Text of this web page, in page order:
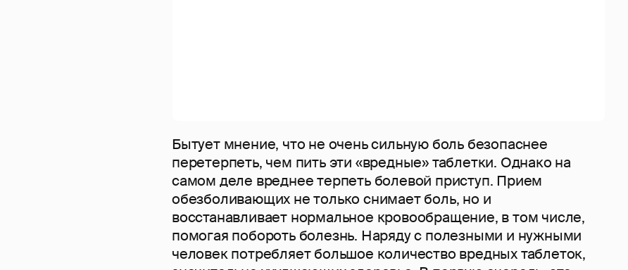
Бытует мнение, что не очень сильную боль безопаснее
перетерпеть, чем пить эти «вредные» таблетки. Однако на
самом деле вреднее терпеть болевой приступ. Прием
обезболивающих не только снимает боль, но и
восстанавливает нормальное кровообращение, в том числе,
помогая побороть болезнь. Наряду с полезными и нужными
человек потребляет большое количество вредных таблеток,